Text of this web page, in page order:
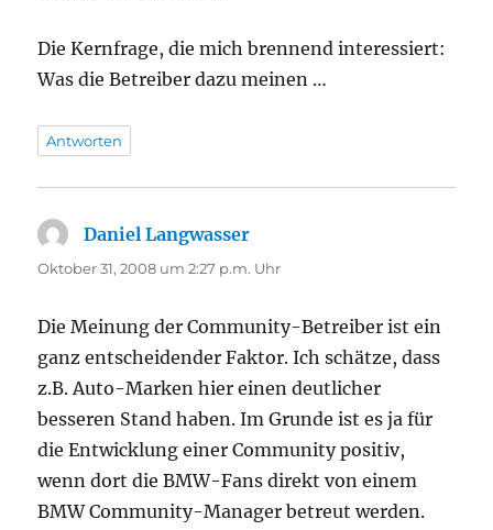
Die Kernfrage, die mich brennend interessiert:
Was die Betreiber dazu meinen …
Antworten
Daniel Langwasser
Oktober 31, 2008 um 2:27 p.m. Uhr
Die Meinung der Community-Betreiber ist ein
ganz entscheidender Faktor. Ich schätze, dass
z.B. Auto-Marken hier einen deutlicher
besseren Stand haben. Im Grunde ist es ja für
die Entwicklung einer Community positiv,
wenn dort die BMW-Fans direkt von einem
BMW Community-Manager betreut werden.